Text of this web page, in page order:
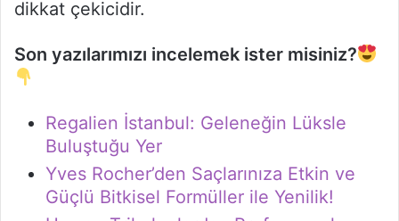
dikkat çekicidir.
Son yazılarımızı incelemek ister misiniz?
Regalien İstanbul: Geleneğin Lüksle
Buluştuğu Yer
Yves Rocher’den Saçlarınıza Etkin ve
Güçlü Bitkisel Formüller ile Yenilik!